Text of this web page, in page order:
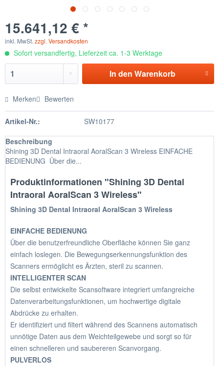
15.641,12 € *
inkl. MwSt. zzgl. Versandkosten
Sofort versandfertig, Lieferzeit ca. 1-3 Werktage
In den Warenkorb
Merken Bewerten
Artikel-Nr.: SW10177
Beschreibung
Shining 3D Dental Intraoral AoralScan 3 Wireless EINFACHE
BEDIENUNG Über die...
Produktinformationen "Shining 3D Dental
Intraoral AoralScan 3 Wireless"
Shining 3D Dental Intraoral AoralScan 3 Wireless
EINFACHE BEDIENUNG
Über die benutzerfreundliche Oberfläche können Sie ganz
einfach loslegen. Die Bewegungserkennungsfunktion des
Scanners ermöglicht es Ärzten, steril zu scannen.
INTELLIGENTER SCAN
Die selbst entwickelte Scansoftware integriert umfangreiche
Datenverarbeitungsfunktionen, um hochwertige digitale
Abdrücke zu erhalten.
Er identifiziert und filtert während des Scannens automatisch
unnötige Daten aus dem Weichteilgewebe und sorgt so für
einen schnelleren und saubereren Scanvorgang.
PULVERLOS